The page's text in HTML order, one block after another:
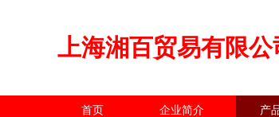
上海湘百贸易有限公
首页 企业简介 产